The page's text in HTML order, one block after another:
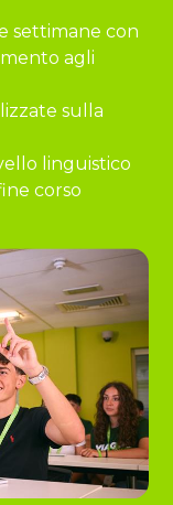
settimane con
agli
sulla
linguistico
corso